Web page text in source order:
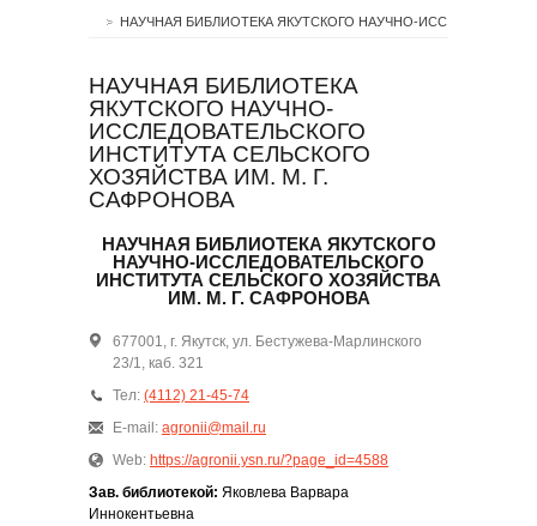
НАУЧНАЯ БИБЛИОТЕКА
ЯКУТСКОГО НАУЧНО-
ИССЛЕДОВАТЕЛЬСКОГО
ИНСТИТУТА СЕЛЬСКОГО
ХОЗЯЙСТВА ИМ. М. Г.
САФРОНОВА
НАУЧНАЯ БИБЛИОТЕКА ЯКУТСКОГО
НАУЧНО-ИССЛЕДОВАТЕЛЬСКОГО
ИНСТИТУТА СЕЛЬСКОГО ХОЗЯЙСТВА
ИМ. М. Г. САФРОНОВА
677001, г. Якутск, ул. Бестужева-Марлинского
23/1, каб. 321
Тел: (4112) 21-45-74
E-mail: agronii@mail.ru
Web: https://agronii.ysn.ru/?page_id=4588
Зав. библиотекой: Яковлева Варвара
Иннокентьевна